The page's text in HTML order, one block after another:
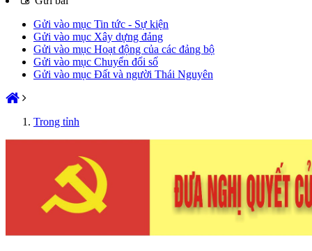
Gửi vào mục Tin tức - Sự kiện
Gửi vào mục Xây dựng đảng
Gửi vào mục Hoạt động của các đảng bộ
Gửi vào mục Chuyển đổi số
Gửi vào mục Đất và người Thái Nguyên
Trong tỉnh